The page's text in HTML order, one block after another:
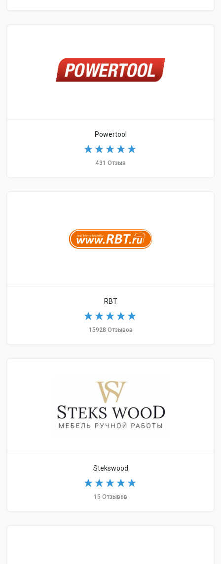
Powertool
431 Отзыв
RBT
15928 Отзывов
Stekswood
15 Отзывов